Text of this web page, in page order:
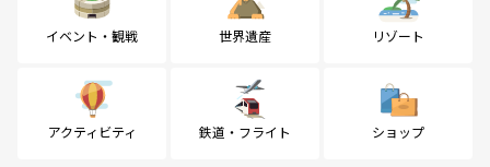
イベント・観戦 世界遺産 リゾート
アクティビティ 鉄道・フライト ショップ